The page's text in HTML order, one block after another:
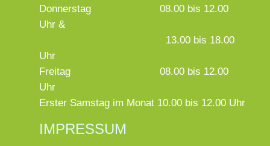
Donnerstag
08.00 bis 12.00
Uhr &
13.00 bis 18.00
Uhr
Freitag
08.00 bis 12.00
Uhr
Erster Samstag im Monat 10.00 bis 12.00 Uhr
IMPRESSUM